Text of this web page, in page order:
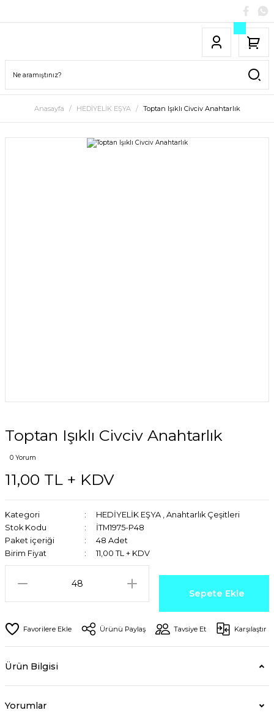
Anasayfa HEDİYELİK EŞYA Toptan Işıklı Civciv Anahtarlık
Toptan Işıklı Civciv Anahtarlık
0 Yorum
11,00 TL + KDV
Kategori HEDİYELİK EŞYA , Anahtarlık Çeşitleri
Stok Kodu
İTM1975-P48
Paket içeriği
48 Adet
Birim Fiyat
11,00 TL + KDV
Sepete Ekle
Ürünü Paylaş Tavsiye Et Karşılaştır
Ürün Bilgisi
Yorumlar